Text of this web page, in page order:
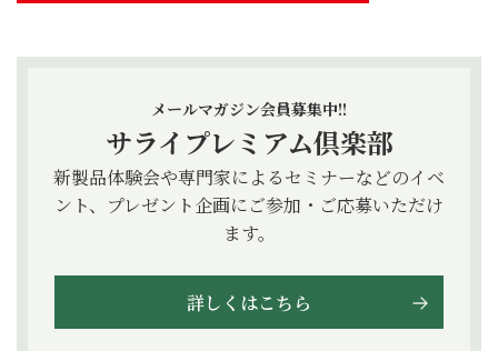
メールマガジン会員募集中!!
サライプレミアム倶楽部
新製品体験会や専門家によるセミナーなどのイベ
ント、プレゼント企画にご参加・ご応募いただけ
ます。
詳しくはこちら